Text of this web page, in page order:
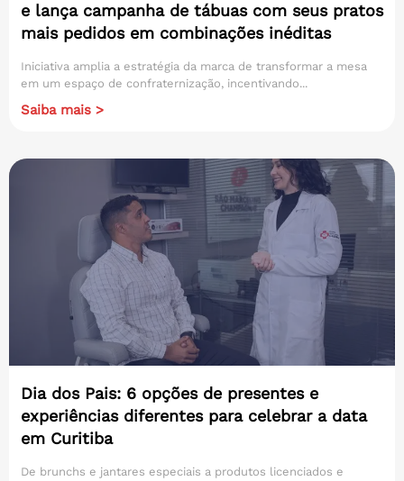
e lança campanha de tábuas com seus pratos
mais pedidos em combinações inéditas
Iniciativa amplia a estratégia da marca de transformar a mesa
em um espaço de confraternização, incentivando...
Saiba mais >
Dia dos Pais: 6 opções de presentes e
experiências diferentes para celebrar a data
em Curitiba
De brunchs e jantares especiais a produtos licenciados e